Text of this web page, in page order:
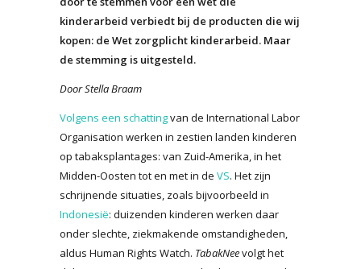
kinderarbeid verbiedt bij de producten die wij
kopen: de Wet zorgplicht kinderarbeid. Maar
de stemming is uitgesteld.
Door Stella Braam
Volgens een schattingvan de International Labor
Organisation werken in zestien landen kinderen
op tabaksplantages: van Zuid-Amerika, in het
Midden-Oosten tot en met in de VS. Het zijn
schrijnende situaties, zoals bijvoorbeeld in
Indonesië: duizenden kinderen werken daar
onder slechte, ziekmakende omstandigheden,
aldus Human Rights Watch. TabakNeevolgt het